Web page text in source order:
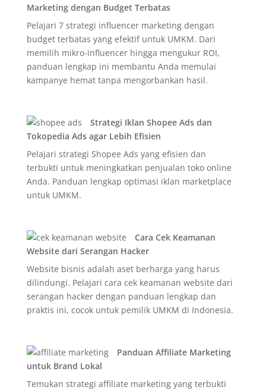
Marketing dengan Budget Terbatas
Pelajari 7 strategi influencer marketing dengan
budget terbatas yang efektif untuk UMKM. Dari
memilih mikro-influencer hingga mengukur ROI,
panduan lengkap ini membantu Anda memulai
kampanye hemat tanpa mengorbankan hasil.
Strategi Iklan Shopee Ads dan
Tokopedia Ads agar Lebih Efisien
Pelajari strategi Shopee Ads yang efisien dan
terbukti untuk meningkatkan penjualan toko online
Anda. Panduan lengkap optimasi iklan marketplace
untuk UMKM.
Cara Cek Keamanan
Website dari Serangan Hacker
Website bisnis adalah aset berharga yang harus
dilindungi. Pelajari cara cek keamanan website dari
serangan hacker dengan panduan lengkap dan
praktis ini, cocok untuk pemilik UMKM di Indonesia.
Panduan Affiliate Marketing
untuk Brand Lokal
Temukan strategi affiliate marketing yang terbukti